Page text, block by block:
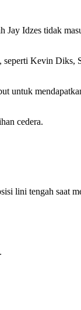
Jay Idzes tidak
seperti Kevin Diks,
untuk
cedera.
lini tengah saat